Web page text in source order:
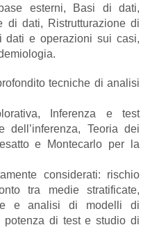
esterni, Basi di dati,
di dati, Ristrutturazione di
dati e operazioni sui casi,
tecniche di analisi
Inferenza e test
dell’inferenza, Teoria dei
e Montecarlo per la
considerati: rischio
tra medie stratificate,
e analisi di modelli di
potenza di test e studio di